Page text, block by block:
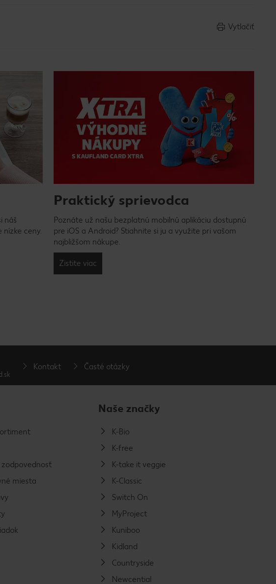
Vytlačiť
náš
ceny.
Praktický sprievodca
Poznáte už našu bezplatnú mobilnú aplikáciu dostupnú
pre iOS a Android? Stiahnite si ju a využite pri vašom
najbližšom nákupe.
Zistite viac
Kontakt Časté otázky
zodpovednosť
miesta
Naše značky
K-Bio
K-free
K-take it veggie
K-Classic
Switch On
MyProject
Kuniboo
Kidland
Countryside
Newcential